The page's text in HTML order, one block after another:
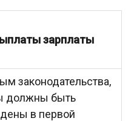
зарплаты
законодательства,
должны быть
в первой